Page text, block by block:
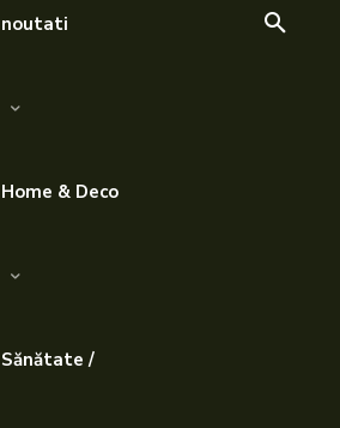
noutati
Home & Deco
Sănătate /